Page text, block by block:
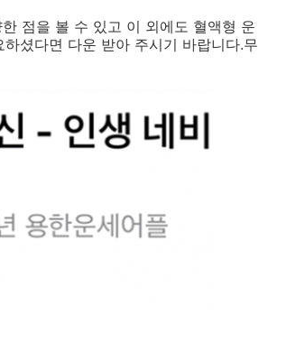
점을 볼 수 있고 이 외에도 혈액형 운
셨다면 다운 받아 주시기 바랍니다.무